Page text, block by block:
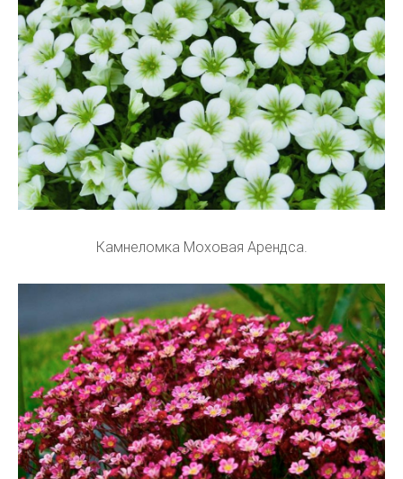
Камнеломка Моховая Арендса.